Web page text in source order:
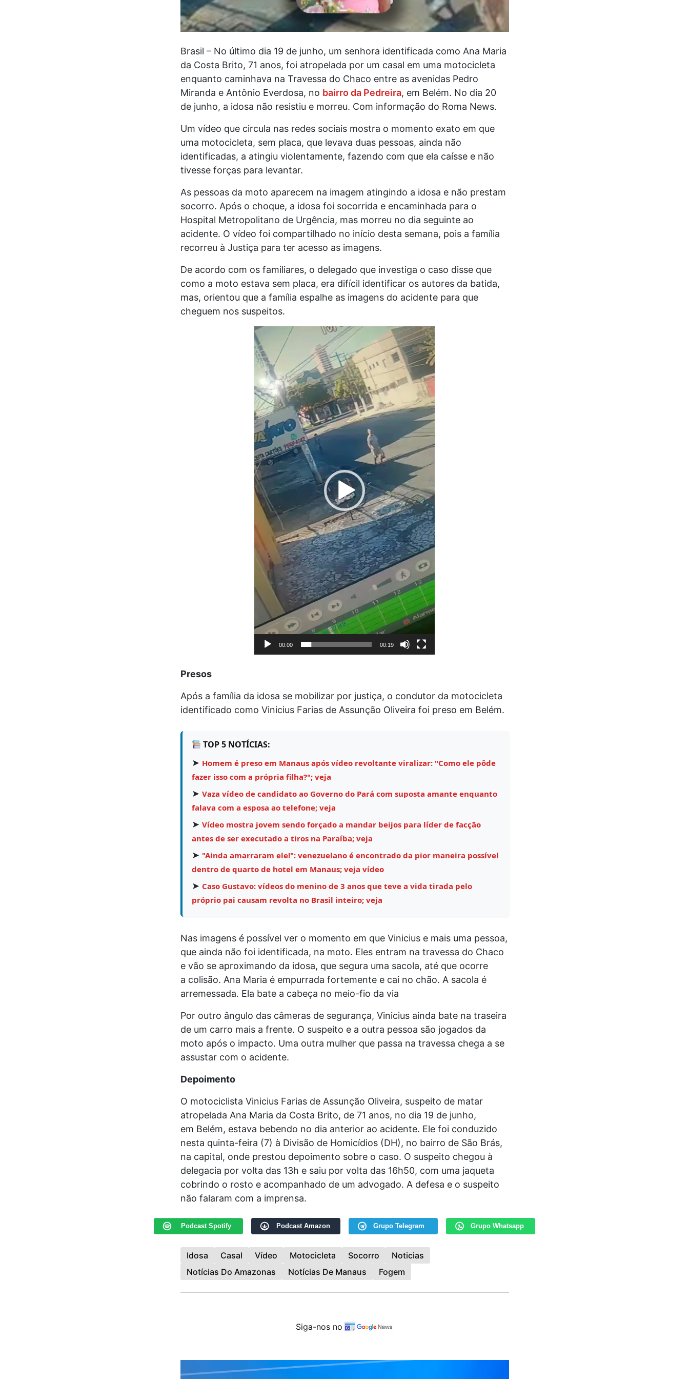
Brasil – No último dia 19 de junho, um senhora identificada como Ana Maria
da Costa Brito, 71 anos, foi atropelada por um casal em uma motocicleta
enquanto caminhava na Travessa do Chaco entre as avenidas Pedro
Miranda e Antônio Everdosa, no bairro da Pedreira, em Belém. No dia 20
de junho, a idosa não resistiu e morreu. Com informação do Roma News.
Um vídeo que circula nas redes sociais mostra o momento exato em que
uma motocicleta, sem placa, que levava duas pessoas, ainda não
identificadas, a atingiu violentamente, fazendo com que ela caísse e não
tivesse forças para levantar.
As pessoas da moto aparecem na imagem atingindo a idosa e não prestam
socorro. Após o choque, a idosa foi socorrida e encaminhada para o
Hospital Metropolitano de Urgência, mas morreu no dia seguinte ao
acidente. O vídeo foi compartilhado no início desta semana, pois a família
recorreu à Justiça para ter acesso as imagens.
De acordo com os familiares, o delegado que investiga o caso disse que
como a moto estava sem placa, era difícil identificar os autores da batida,
mas, orientou que a família espalhe as imagens do acidente para que
cheguem nos suspeitos.
Tocador
de
vídeo
00:00 00:19
Presos
Após a família da idosa se mobilizar por justiça, o condutor da motocicleta
identificado como Vinicius Farias de Assunção Oliveira foi preso em Belém.
TOP 5 NOTÍCIAS:
➤ Homem é preso em Manaus após vídeo revoltante viralizar: "Como ele pôde
fazer isso com a própria filha?"; veja
➤ Vaza vídeo de candidato ao Governo do Pará com suposta amante enquanto
falava com a esposa ao telefone; veja
➤ Vídeo mostra jovem sendo forçado a mandar beijos para líder de facção
antes de ser executado a tiros na Paraíba; veja
➤ "Ainda amarraram ele!": venezuelano é encontrado da pior maneira possível
dentro de quarto de hotel em Manaus; veja vídeo
➤ Caso Gustavo: vídeos do menino de 3 anos que teve a vida tirada pelo
próprio pai causam revolta no Brasil inteiro; veja
Nas imagens é possível ver o momento em que Vinicius e mais uma pessoa,
que ainda não foi identificada, na moto. Eles entram na travessa do Chaco
e vão se aproximando da idosa, que segura uma sacola, até que ocorre
a colisão. Ana Maria é empurrada fortemente e cai no chão. A sacola é
arremessada. Ela bate a cabeça no meio-fio da via
Por outro ângulo das câmeras de segurança, Vinicius ainda bate na traseira
de um carro mais a frente. O suspeito e a outra pessoa são jogados da
moto após o impacto. Uma outra mulher que passa na travessa chega a se
assustar com o acidente.
Depoimento
O motociclista Vinicius Farias de Assunção Oliveira, suspeito de matar
atropelada Ana Maria da Costa Brito, de 71 anos, no dia 19 de junho,
em Belém, estava bebendo no dia anterior ao acidente. Ele foi conduzido
nesta quinta-feira (7) à Divisão de Homicídios (DH), no bairro de São Brás,
na capital, onde prestou depoimento sobre o caso. O suspeito chegou à
delegacia por volta das 13h e saiu por volta das 16h50, com uma jaqueta
cobrindo o rosto e acompanhado de um advogado. A defesa e o suspeito
não falaram com a imprensa.
Podcast Spotify Podcast Amazon Grupo Telegram Grupo Whatsapp
Idosa Casal Vídeo Motocicleta Socorro
Noticias
Notícias Do Amazonas
Notícias De Manaus Fogem
Siga-nos no